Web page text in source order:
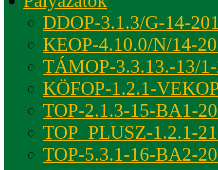
DDOP-3.1.3/G-14-
KEOP-4.10.0/N/14-
TÁMOP-3.3.13.-13/
KÖFOP-1.2.1-
TOP-2.1.3-15-BA1-
TOP_PLUSZ-1.2.1-
TOP-5.3.1-16-BA2-